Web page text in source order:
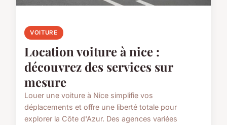
VOITURE
Location voiture à nice :
découvrez des services sur
mesure
Louer une voiture à Nice simplifie vos
déplacements et offre une liberté totale pour
explorer la Côte d'Azur. Des agences variées